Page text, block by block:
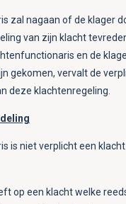
zal nagaan of de klager
van zijn klacht
en de
gekomen, vervalt de
deze klachtenregeling.
is niet verplicht een
op een klacht welke